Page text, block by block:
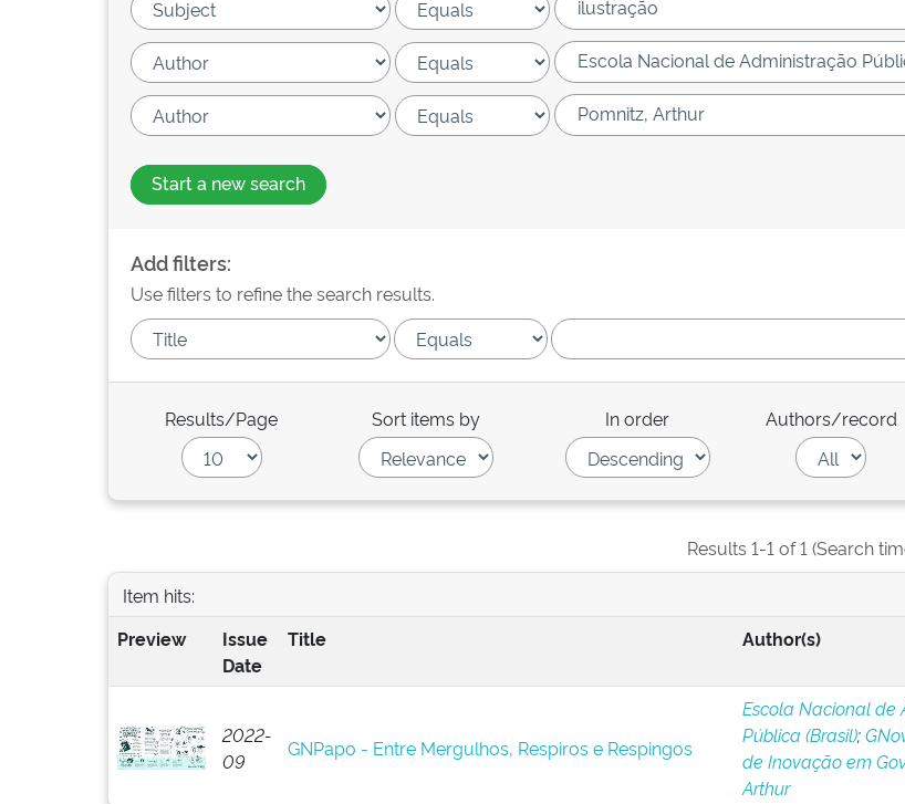
Start a new search
Add filters:
Use filters to refine the search results.
Results/Page Sort items by In order Authors/record
Results 1-1 of 1 (Search
Item hits:
Preview
Issue
Date
Title Author(s)
2022-
09
GNPapo - Entre Mergulhos, Respiros e Respingos
Escola Nacional de
Pública (Brasil);
de Inovação em
Arthur